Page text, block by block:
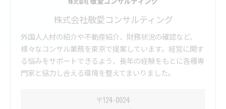
株式会社敬愛コンサルティング
外国人人材の紹介や不動産紹介、財務状況の確認など、
様々なコンサル業務を東京で提案しています。経営に関す
る悩みをサポートできるよう、長年の経験をもとに各種専
門家と協力し合える環境を整えてまいりました。
〒124-0024